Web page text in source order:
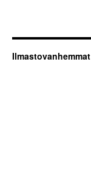
Ilmastovanhemmat